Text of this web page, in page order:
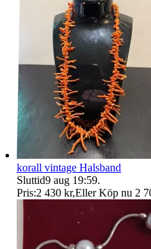
korall vintage Halsband
Sluttid9 aug 19:59.
Pris:2 430 kr,Eller Köp nu 2